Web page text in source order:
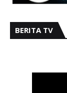
BERITA TV